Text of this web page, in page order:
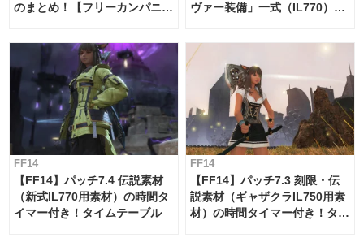
のまとめ！【フリーカンパニ
ヴァー装備」一式（IL770）の
FF14
【FF14】パッチ7.4 伝説素材
（新式IL770用素材）の時間タ
イマー付き！タイムテーブル
FF14
【FF14】パッチ7.3 刻限・伝
説素材（ギャザクラIL750用素
材）の時間タイマー付き！タイ